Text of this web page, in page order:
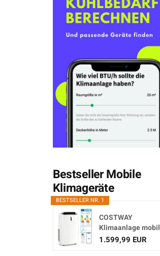
Bestseller Mobile
Klimageräte
BESTSELLER NR. 1
COSTWAY
Klimaanlage mobil
16000BTU,
1.599,99 EUR